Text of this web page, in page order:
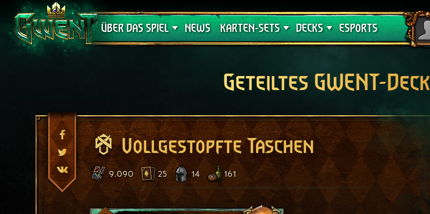
ÜBER DAS SPIEL
Support
NEWS KARTEN-SETS
Crimson Curse
DECKS
Deck-Leitfäden
ESPORTS
Geteiltes GWENT-Deck
Vollgestopfte Taschen
9.090 25 14 161